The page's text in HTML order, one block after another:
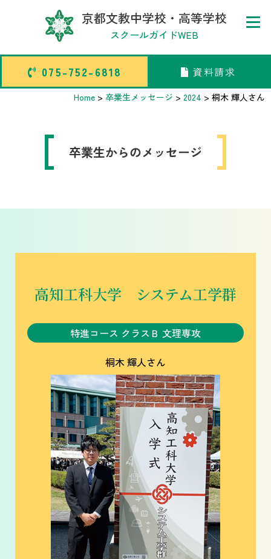
075-752-6818 資料請求
中学校部活TOP
京都文教中学校・高等学校
スクールガイドWEB
075-752-6818 資料請求
Home > 卒業生メッセージ > 2024 > 桐木 輝人さん
卒業生からのメッセージ
interview
高知工科大学 システム工学群
特進コース クラスＢ 文理専攻
桐木 輝人さん